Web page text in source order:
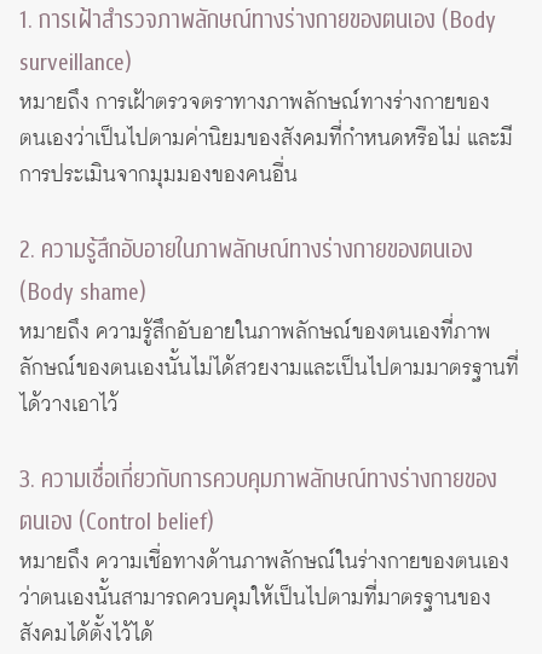
1. การเฝ้าสำรวจภาพลักษณ์ทางร่างกายของตนเอง (Body
surveillance)
หมายถึง การเฝ้าตรวจตราทางภาพลักษณ์ทางร่างกายของ
ตนเองว่าเป็นไปตามค่านิยมของสังคมที่กำหนดหรือไม่ และมี
การประเมินจากมุมมองของคนอื่น
2. ความรู้สึกอับอายในภาพลักษณ์ทางร่างกายของตนเอง
(Body shame)
หมายถึง ความรู้สึกอับอายในภาพลักษณ์ของตนเองที่ภาพ
ลักษณ์ของตนเองนั้นไม่ได้สวยงามและเป็นไปตามมาตรฐานที่
ได้วางเอาไว้
3. ความเชื่อเกี่ยวกับการควบคุมภาพลักษณ์ทางร่างกายของ
ตนเอง (Control belief)
หมายถึง ความเชื่อทางด้านภาพลักษณ์ในร่างกายของตนเอง
ว่าตนเองนั้นสามารถควบคุมให้เป็นไปตามที่มาตรฐานของ
สังคมได้ตั้งไว้ได้